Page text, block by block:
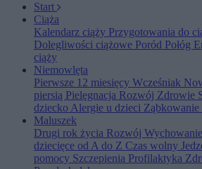
Start
Ciąża
Kalendarz ciąży Przygotowania do
Dolegliwości ciążowe Poród Połóg
ciąży
Niemowlęta
Pierwsze 12 miesięcy Wcześniak
piersią Pielęgnacja Rozwój Zdrowie
dziecko Alergie u dzieci Ząbkowanie
Maluszek
Drugi rok życia Rozwój Wychowanie
dziecięce od A do Z Czas wolny
pomocy Szczepienia Profilaktyka